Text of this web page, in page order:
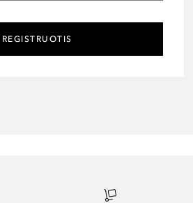
REGISTRUOTIS